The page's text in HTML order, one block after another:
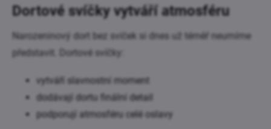
Dortové svíčky vytváří atmosféru
Narozeninový dort bez svíček si dnes už téměř neumíme
představit. Dortové svíčky:
vytváří slavnostní moment
dodávají dortu finální detail
podporují atmosféru celé oslavy